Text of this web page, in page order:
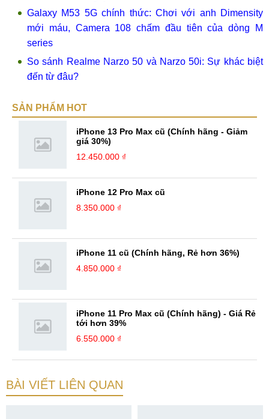
Galaxy M53 5G chính thức: Chơi với anh Dimensity
mới máu, Camera 108 chấm đầu tiên của dòng M
series
So sánh Realme Narzo 50 và Narzo 50i: Sự khác biệt
đến từ đâu?
SẢN PHẨM HOT
iPhone 13 Pro Max cũ (Chính hãng - Giảm
giá 30%)
12.450.000 ₫
iPhone 12 Pro Max cũ
8.350.000 ₫
iPhone 11 cũ (Chính hãng, Rẻ hơn 36%)
4.850.000 ₫
iPhone 11 Pro Max cũ (Chính hãng) - Giá Rẻ
tới hơn 39%
6.550.000 ₫
BÀI VIẾT LIÊN QUAN